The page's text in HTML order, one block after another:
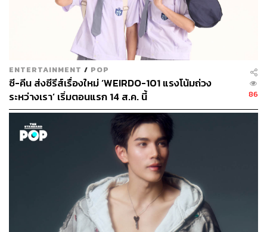
GMMTV / iQIYI
ENTERTAINMENT / POP
ซี-คีน ส่งซีรีส์เรื่องใหม่ ‘WEIRDO-101 แรงโน้มถ่วง
ระหว่างเรา’ เริ่มตอนแรก 14 ส.ค. นี้
86